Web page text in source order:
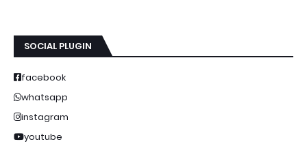
SOCIAL PLUGIN
facebook
whatsapp
instagram
youtube